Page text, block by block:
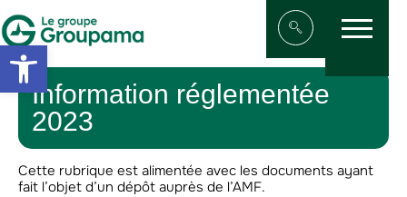
Open toolbar
Aller au contenu
Afficher/
Menu
Information réglementée
2023
Cette rubrique est alimentée avec les documents ayant
fait l’objet d’un dépôt auprès de l’AMF.